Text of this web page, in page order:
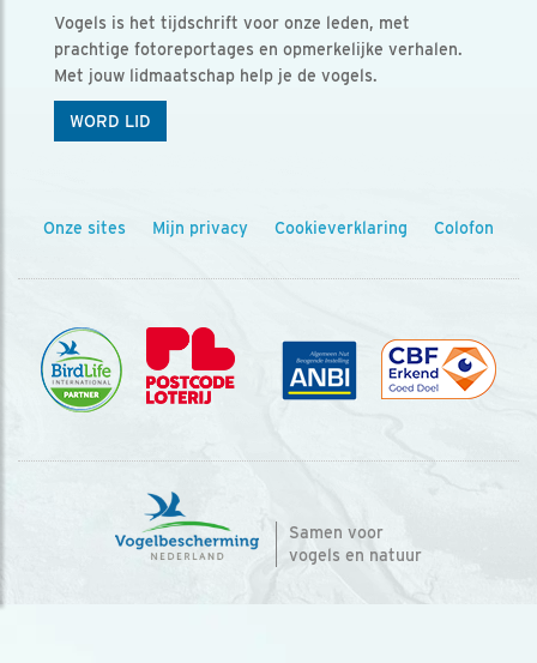
Vogels is het tijdschrift voor onze leden, met
prachtige fotoreportages en opmerkelijke verhalen.
Met jouw lidmaatschap help je de vogels.
WORD LID
Onze sites Mijn privacy Cookieverklaring Colofon
Samen voor
vogels en natuur